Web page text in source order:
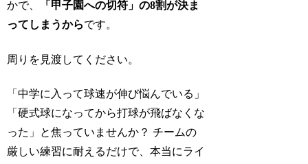
かで、
「甲子園への切符」の8割が決ま
ってしまうからです。
周りを見渡してください。
「中学に入って球速が伸び悩んでいる」
「硬式球になってから打球が飛ばなくな
った」と焦っていませんか？ チームの
厳しい練習に耐えるだけで、本当にライ